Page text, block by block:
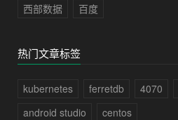
西部数据
百度
热门文章标签
kubernetes ferretdb 4070
android studio
centos